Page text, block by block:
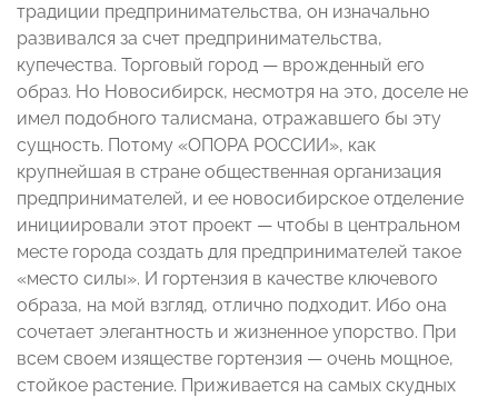
традиции предпринимательства, он изначально
развивался за счет предпринимательства,
купечества. Торговый город — врожденный его
образ. Но Новосибирск, несмотря на это, доселе не
имел подобного талисмана, отражавшего бы эту
сущность. Потому «ОПОРА РОССИИ», как
крупнейшая в стране общественная организация
предпринимателей, и ее новосибирское отделение
инициировали этот проект — чтобы в центральном
месте города создать для предпринимателей такое
«место силы». И гортензия в качестве ключевого
образа, на мой взгляд, отлично подходит. Ибо она
сочетает элегантность и жизненное упорство. При
всем своем изяществе гортензия — очень мощное,
стойкое растение. Приживается на самых скудных